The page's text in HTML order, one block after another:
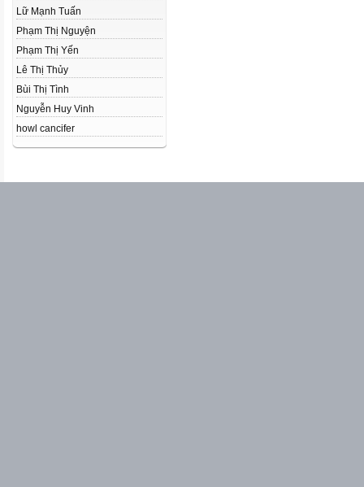
Lữ Mạnh Tuấn
Phạm Thị Nguyện
Phạm Thị Yến
Lê Thị Thủy
Bùi Thị Tình
Nguyễn Huy Vinh
howl cancifer